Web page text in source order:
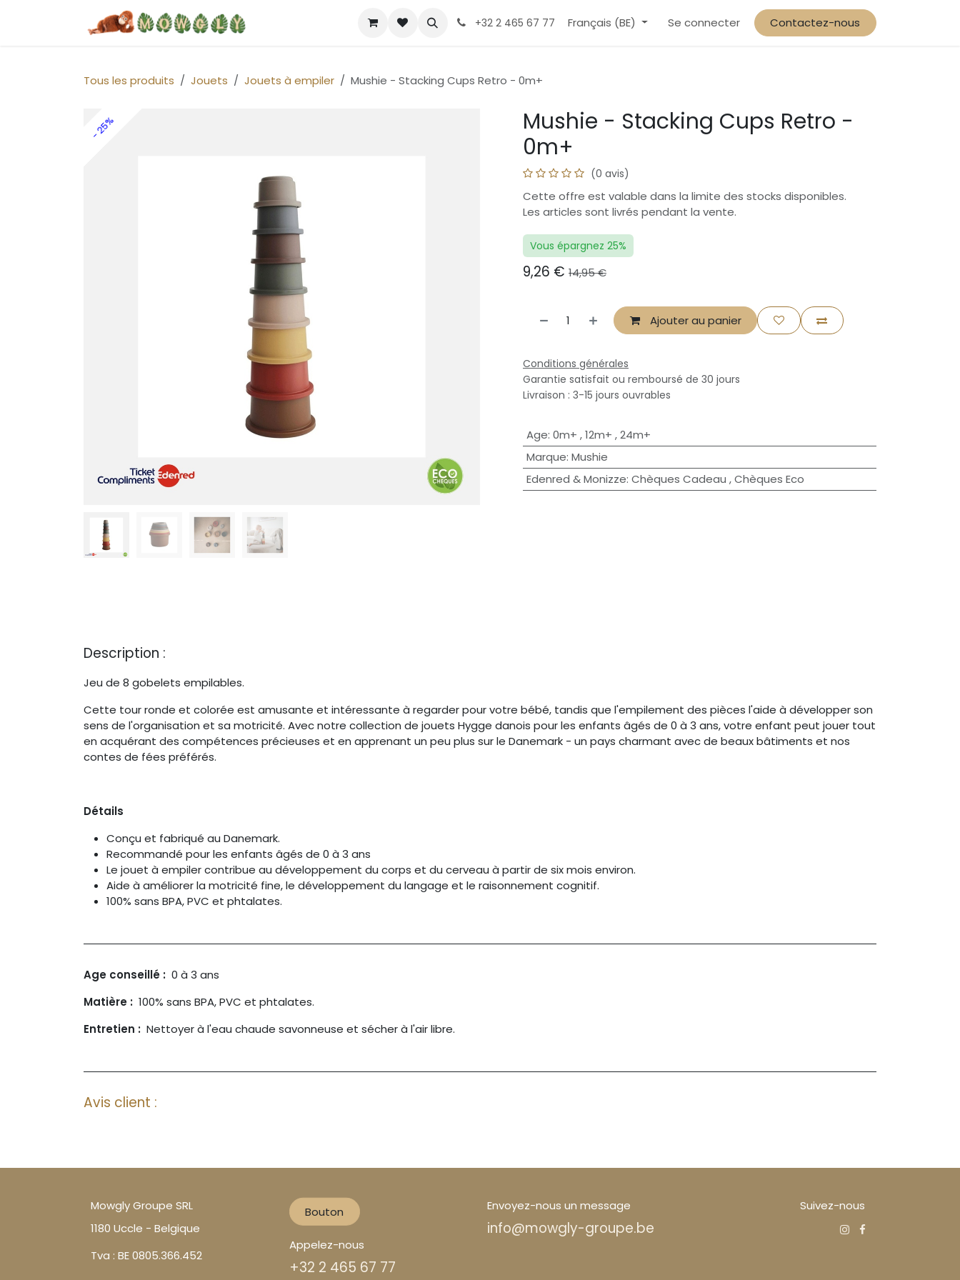
Boutique Help Rendez-vous Contact Us À propos Tarif solidaire & préférentiel familles
+32 2 465 67 77 Français (BE) Se connecter Contactez-nous
Tous les produits Jouets Jouets à empiler Mushie - Stacking Cups Retro - 0m+
- 25%
- 25%
Mushie - Stacking Cups Retro -
0m+
(0 avis)
Cette offre est valable dans la limite des stocks disponibles.
Les articles sont livrés pendant la vente.
Vous épargnez 25%
9,26 € 14,95€
Ajouter au panier
Conditions générales
Garantie satisfait ou remboursé de 30 jours
Livraison : 3-15 jours ouvrables
Age: 0m+ ,12m+ ,24m+
Marque: Mushie
Edenred & Monizze: Chèques Cadeau ,Chèques Eco
Description :
Jeu de 8 gobelets empilables.
Cette tour ronde et colorée est amusante et intéressante à regarder pour votre bébé, tandis que l'empilement des pièces l'aide à développer son
sens de l'organisation et sa motricité. Avec notre collection de jouets Hygge danois pour les enfants âgés de 0 à 3 ans, votre enfant peut jouer tout
en acquérant des compétences précieuses et en apprenant un peu plus sur le Danemark - un pays charmant avec de beaux bâtiments et nos
contes de fées préférés.
Détails
Conçu et fabriqué au Danemark.
Recommandé pour les enfants âgés de 0 à 3 ans
Le jouet à empiler contribue au développement du corps et du cerveau à partir de six mois environ.
Aide à améliorer la motricité fine, le développement du langage et le raisonnement cognitif.
100% sans BPA, PVC et phtalates.
Age conseillé : 0 à 3 ans
Matière : 100% sans BPA, PVC et phtalates.
Entretien : Nettoyer à l'eau chaude savonneuse et sécher à l'air libre.
Avis client :
Bouton
Appelez-nous
+32 2 465 67 77
Envoyez-nous un message
info@mowgly-groupe.be
Suivez-nous
Mowgly Groupe SRL
1180 Uccle - Belgique
Tva : BE 0805.366.452